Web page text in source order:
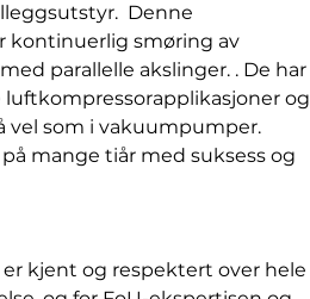
Denne
kontinuerlig smøring av
parallelle akslinger. . De har
og
vel som i vakuumpumper.
mange tiår med suksess og
kjent og respektert over hele